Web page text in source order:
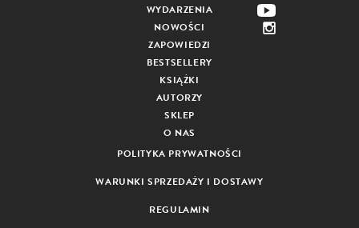
WYDARZENIA
NOWOŚCI
ZAPOWIEDZI
BESTSELLERY
KSIĄŻKI
AUTORZY
SKLEP
O NAS
POLITYKA PRYWATNOŚCI
WARUNKI SPRZEDAŻY I DOSTAWY
REGULAMIN